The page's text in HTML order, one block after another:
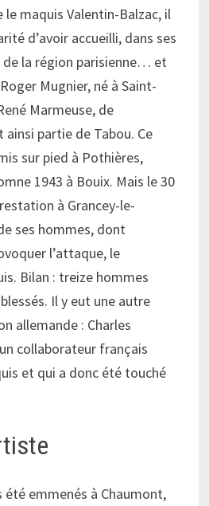
le maquis Valentin-Balzac, il
d’avoir accueilli, dans ses
de la région parisienne… et
Mugnier, né à Saint-
Marmeuse, de
partie de Tabou. Ce
sur pied à Pothières,
1943 à Bouix. Mais le 30
à Grancey-le-
ses hommes, dont
l’attaque, le
Bilan : treize hommes
Il y eut une autre
allemande : Charles
collaborateur français
et qui a donc été touché
emmenés à Chaumont,